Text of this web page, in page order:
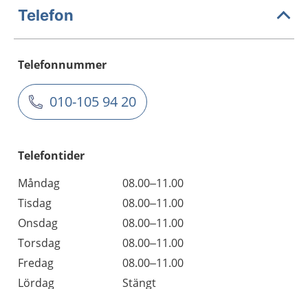
Telefon
Telefonnummer
010-105 94 20
Telefontider
Måndag
08.00–11.00
Tisdag
08.00–11.00
Onsdag
08.00–11.00
Torsdag
08.00–11.00
Fredag
08.00–11.00
Lördag
Stängt